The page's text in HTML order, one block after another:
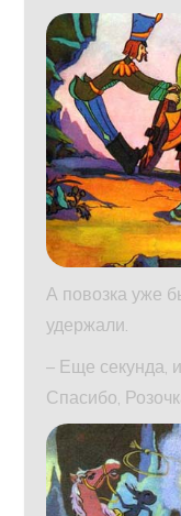
А повозка уже
удержали.
– Еще секунда,
Спасибо,